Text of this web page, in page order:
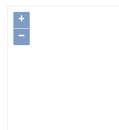
+
−